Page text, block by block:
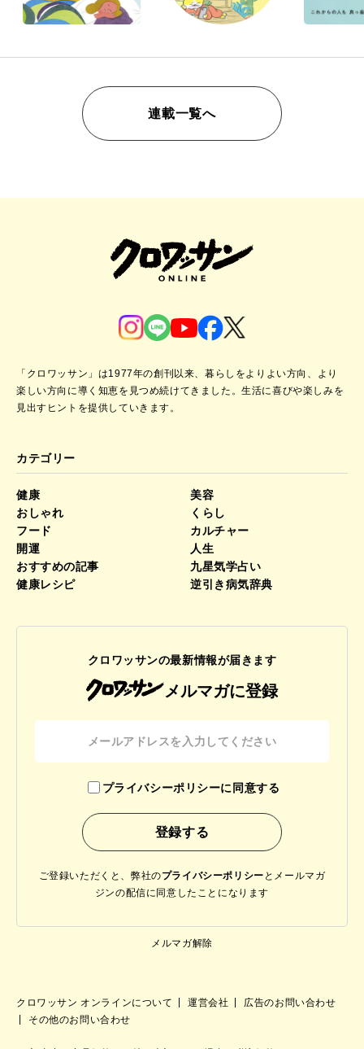
連載一覧へ
「クロワッサン」は1977年の創刊以来、暮らしをよりよい方向、より
楽しい方向に導く知恵を見つめ続けてきました。生活に喜びや楽しみを
見出すヒントを提供していきます。
カテゴリー
健康
美容
おしゃれ
くらし
フード
カルチャー
開運
人生
おすすめの記事
九星気学占い
健康レシピ
逆引き病気辞典
クロワッサンの最新情報が届きます
メルマガに登録
プライバシーポリシーに同意する
ご登録いただくと、弊社のプライバシーポリシー と メールマガ
ジンの配信に同意したことになります
メルマガ解除
クロワッサン オンラインについて 運営会社
広告のお問い合わせ
その他のお問い合わせ